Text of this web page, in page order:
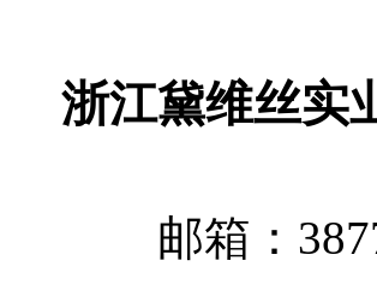
浙江黛维丝实
邮箱：